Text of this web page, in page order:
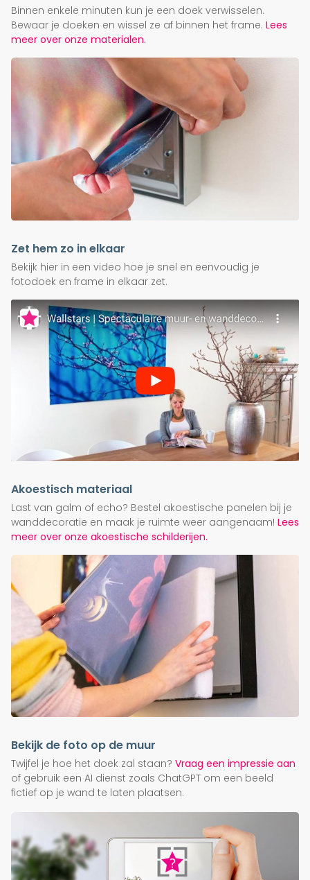
Binnen enkele minuten kun je een doek verwisselen.
Bewaar je doeken en wissel ze af binnen het frame. Lees
meer over onze materialen.
Zet hem zo in elkaar
Bekijk hier in een video hoe je snel en eenvoudig je
fotodoek en frame in elkaar zet.
Akoestisch materiaal
Last van galm of echo? Bestel akoestische panelen bij je
wanddecoratie en maak je ruimte weer aangenaam! Lees
meer over onze akoestische schilderijen.
Bekijk de foto op de muur
Twijfel je hoe het doek zal staan? Vraag een impressie aan
of gebruik een AI dienst zoals ChatGPT om een beeld
fictief op je wand te laten plaatsen.